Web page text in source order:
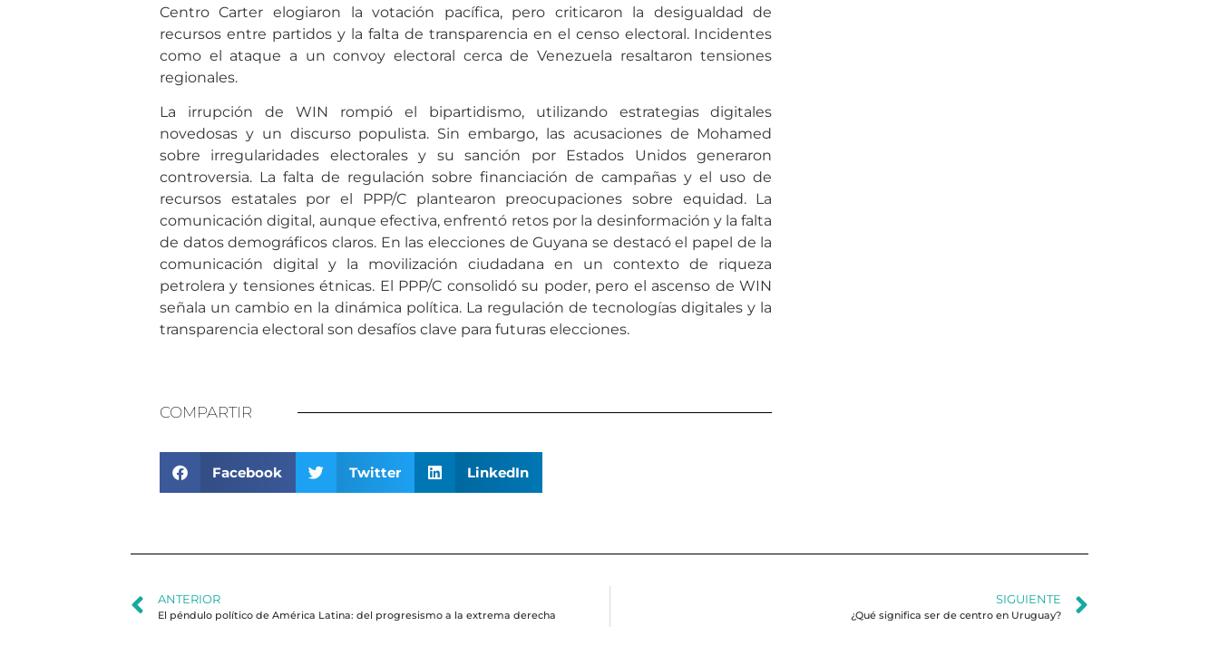
Centro Carter elogiaron la votación pacífica, pero criticaron la desigualdad de
recursos entre partidos y la falta de transparencia en el censo electoral. Incidentes
como el ataque a un convoy electoral cerca de Venezuela resaltaron tensiones
regionales.
La irrupción de WIN rompió el bipartidismo, utilizando estrategias digitales
novedosas y un discurso populista. Sin embargo, las acusaciones de Mohamed
sobre irregularidades electorales y su sanción por Estados Unidos generaron
controversia. La falta de regulación sobre financiación de campañas y el uso de
recursos estatales por el PPP/C plantearon preocupaciones sobre equidad. La
comunicación digital, aunque efectiva, enfrentó retos por la desinformación y la falta
de datos demográficos claros. En las elecciones de Guyana se destacó el papel de la
comunicación digital y la movilización ciudadana en un contexto de riqueza
petrolera y tensiones étnicas. El PPP/C consolidó su poder, pero el ascenso de WIN
señala un cambio en la dinámica política. La regulación de tecnologías digitales y la
transparencia electoral son desafíos clave para futuras elecciones.
COMPARTIR
Facebook Twitter LinkedIn
ANTERIOR
El péndulo político de América Latina: del progresismo a la extrema derecha
SIGUIENTE
¿Qué significa ser de centro en Uruguay?